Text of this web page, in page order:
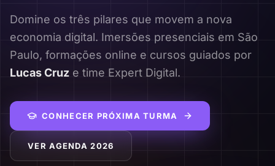
Domine os três pilares que movem a nova
economia digital. Imersões presenciais em São
Paulo, formações online e cursos guiados por
Lucas Cruz e time Expert Digital.
CONHECER PRÓXIMA TURMA
VER AGENDA 2026